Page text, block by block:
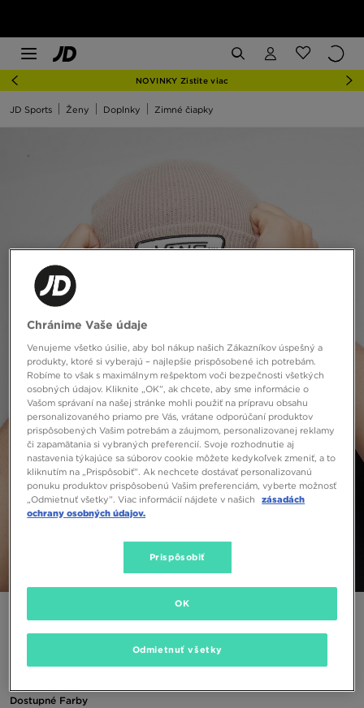
NOVINKY Zistite viac
JD Sports Ženy Doplnky Zimné čiapky
Dostupné Farby
Chránime Vaše údaje
Venujeme všetko úsilie, aby bol nákup našich Zákazníkov úspešný a
produkty, ktoré si vyberajú – najlepšie prispôsobené ich potrebám.
Robíme to však s maximálnym rešpektom voči bezpečnosti všetkých
osobných údajov. Kliknite „OK”, ak chcete, aby sme informácie o
Vašom správaní na našej stránke mohli použiť na prípravu obsahu
personalizovaného priamo pre Vás, vrátane odporúčaní produktov
prispôsobených Vašim potrebám a záujmom, personalizovanej reklamy
či zapamätania si vybraných preferencií. Svoje rozhodnutie aj
nastavenia týkajúce sa súborov cookie môžete kedykoľvek zmeniť, a to
kliknutím na „Prispôsobiť”. Ak nechcete dostávať personalizovanú
ponuku produktov prispôsobenú Vašim preferenciám, vyberte možnosť
„Odmietnuť všetky”. Viac informácií nájdete v našich
zásadách
ochrany osobných údajov.
Prispôsobiť
Odmietnuť všetky
OK